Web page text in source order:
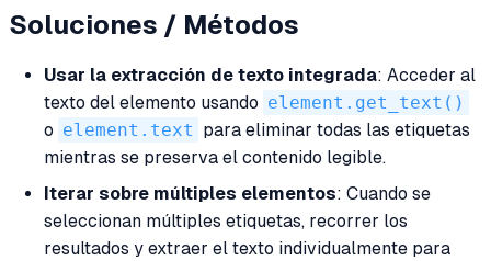
Soluciones / Métodos
Usar la extracción de texto integrada: Acceder al
texto del elemento usando element.get_text()
o element.text para eliminar todas las etiquetas
mientras se preserva el contenido legible.
Iterar sobre múltiples elementos: Cuando se
seleccionan múltiples etiquetas, recorrer los
resultados y extraer el texto individualmente para